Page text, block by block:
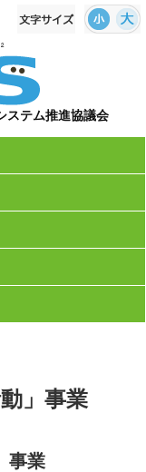
ステム推進協議会
」事業
事業